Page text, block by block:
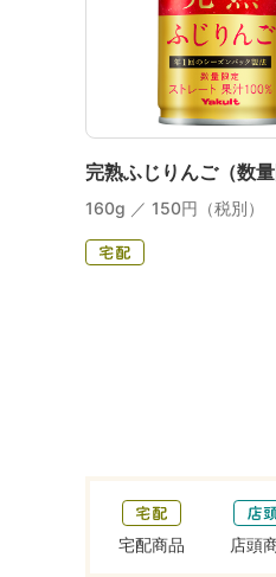
完熟ふじりんご（数量
160g ／ 150円（税別）
宅配商品 店頭